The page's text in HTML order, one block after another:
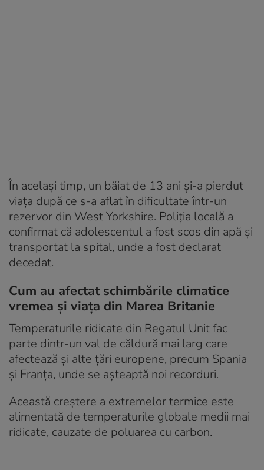
În același timp, un băiat de 13 ani și-a pierdut
viața după ce s-a aflat în dificultate într-un
rezervor din West Yorkshire. Poliția locală a
confirmat că adolescentul a fost scos din apă și
transportat la spital, unde a fost declarat
decedat.
Cum au afectat schimbările climatice
vremea și viața din Marea Britanie
Temperaturile ridicate din Regatul Unit fac
parte dintr-un val de căldură mai larg care
afectează și alte țări europene, precum Spania
și Franța, unde se așteaptă noi recorduri.
Această creștere a extremelor termice este
alimentată de temperaturile globale medii mai
ridicate, cauzate de poluarea cu carbon.